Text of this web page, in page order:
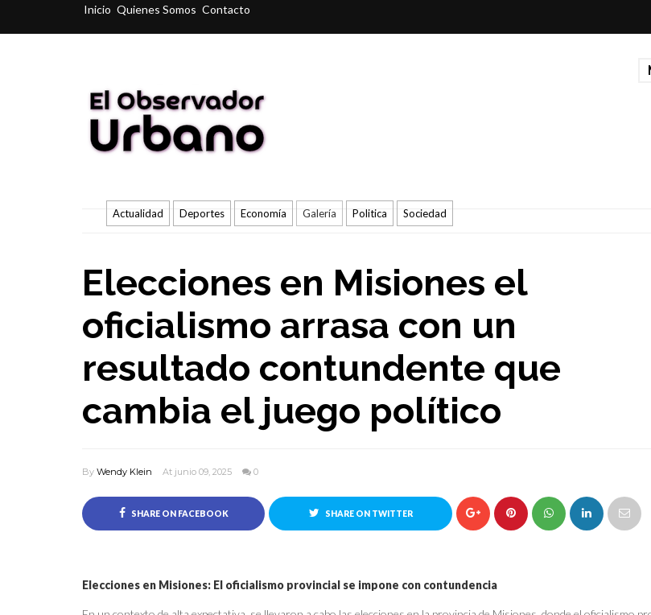
Inicio Quienes Somos Contacto
Actualidad Deportes Economía Galería Politica Sociedad
Elecciones en Misiones el
oficialismo arrasa con un
resultado contundente que
cambia el juego político
By Wendy Klein At junio 09, 2025 0
SHARE ON FACEBOOK SHARE ON TWITTER
Elecciones en Misiones: El oficialismo provincial se impone con contundencia